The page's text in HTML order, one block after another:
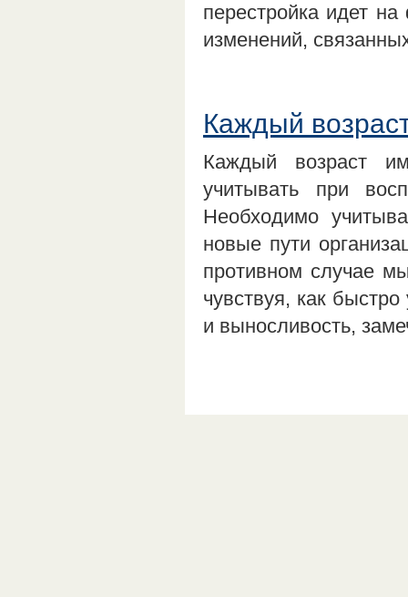
перестройка идет
изменений,
Каждый
Каждый возраст
учитывать при
Необходимо
новые пути
противном случае
чувствуя, как
и выносливость,